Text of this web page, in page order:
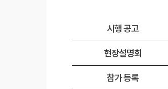
시행 공고
현장설명회
참가 등록